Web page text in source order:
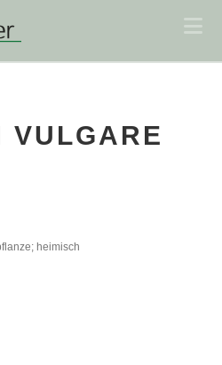
VULGARE
heimisch